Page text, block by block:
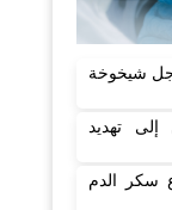
شيخوخة
تهديد
سكر الدم